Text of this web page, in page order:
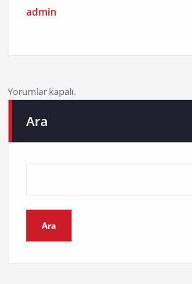
admin
Yorumlar kapalı.
Ara
Ara